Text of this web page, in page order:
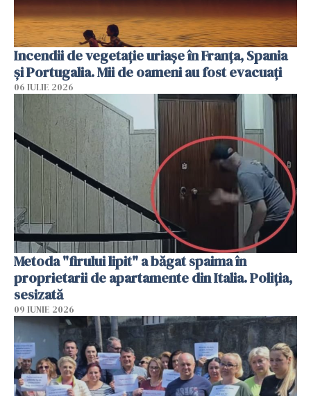
Incendii de vegetație uriașe în Franța, Spania
și Portugalia. Mii de oameni au fost evacuați
06 IULIE 2026
Metoda "firului lipit" a băgat spaima în
proprietarii de apartamente din Italia. Poliția,
sesizată
09 IUNIE 2026